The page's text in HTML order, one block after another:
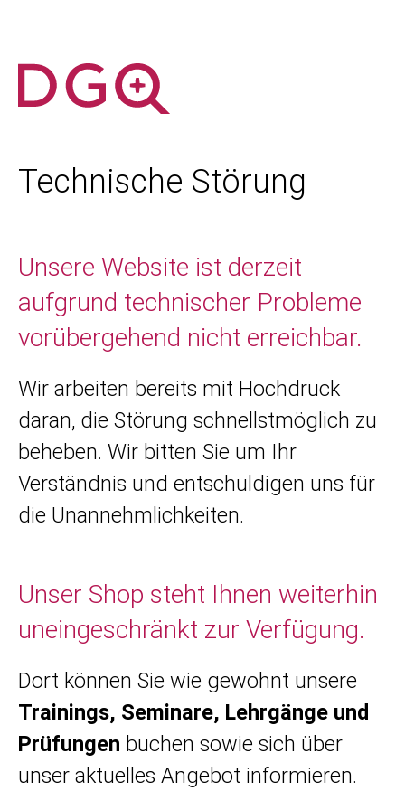
Technische Störung
Unsere Website ist derzeit
aufgrund technischer Probleme
vorübergehend nicht erreichbar.
Wir arbeiten bereits mit Hochdruck
daran, die Störung schnellstmöglich zu
beheben. Wir bitten Sie um Ihr
Verständnis und entschuldigen uns für
die Unannehmlichkeiten.
Unser Shop steht Ihnen weiterhin
uneingeschränkt zur Verfügung.
Dort können Sie wie gewohnt unsere
Trainings, Seminare, Lehrgänge und
Prüfungen buchen sowie sich über
unser aktuelles Angebot informieren.